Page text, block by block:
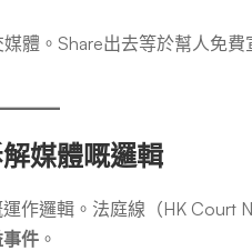
體。Share出去等於幫人免
媒體嘅邏輯
作邏輯。法庭線（HK Court
件 。